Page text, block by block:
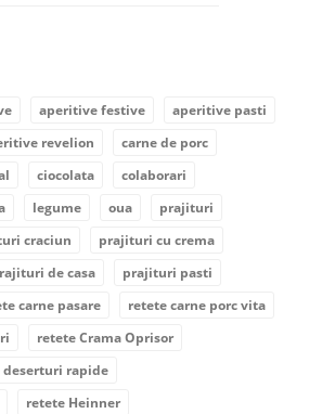
aperitive festive
aperitive pasti
revelion
carne de porc
ciocolata
colaborari
legume oua
prajituri
craciun
prajituri cu crema
de casa
prajituri pasti
carne pasare
retete carne porc vita
retete Crama Oprisor
deserturi rapide
retete Heinner